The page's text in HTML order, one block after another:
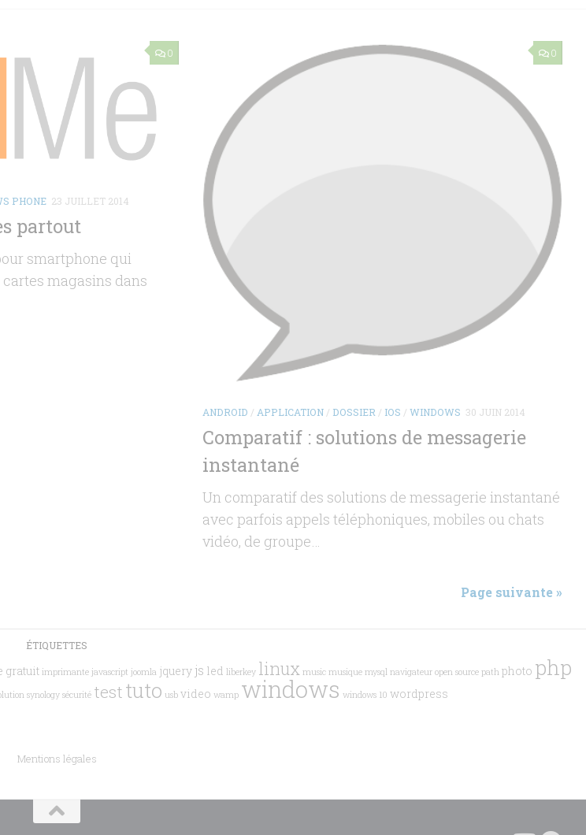
0
PHONE 23 JUILLET 2014
partout
smartphone qui
magasins dans
0
ANDROID / APPLICATION / DOSSIER / IOS / WINDOWS 30 JUIN 2014
Comparatif : solutions de messagerie
instantané
Un comparatif des solutions de messagerie instantané
avec parfois appels téléphoniques, mobiles ou chats
vidéo, de groupe…
Page suivante »
ÉTIQUETTES
gratuit imprimante javascript joomla jquery js led liberkey linux music musique mysql navigateur open source path photo php
synology sécurité testtuto usb video wamp windows windows 10 wordpress
Mentions légales